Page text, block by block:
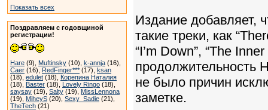
Показать всех
Поздравляем с годовщиной
регистрации!
Hare (9), Muftinsky (10), k-annja (16),
Caer (16), RedFinger*** (17), ksan
(18), edulet (18), Корепина Наталия
(18), Baster (18), Lovely Ringo (18),
saysay (19), Salty (19), MissLennona
(19), MiheyS (20), Sexy_Sadie (21),
TheTech (21)
Издание добавляет,
такие треки, как
“I’m Down”, “The
продолжительность
не было причин
заметке.